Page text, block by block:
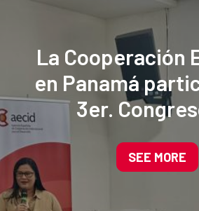
La Cooperación
en Panamá
3er.
Manglares de
impulsando
basadas en la
SEE MORE